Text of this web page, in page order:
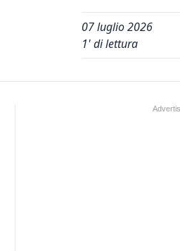
07 luglio 2026
1' di lettura